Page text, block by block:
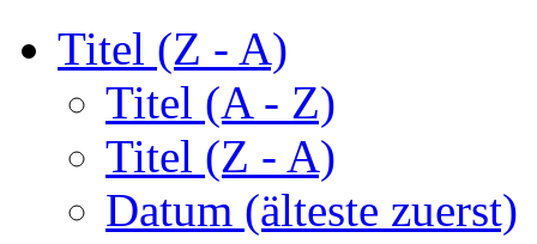
Titel (Z - A)
Titel (A - Z)
Titel (Z - A)
Datum (älteste zuerst)